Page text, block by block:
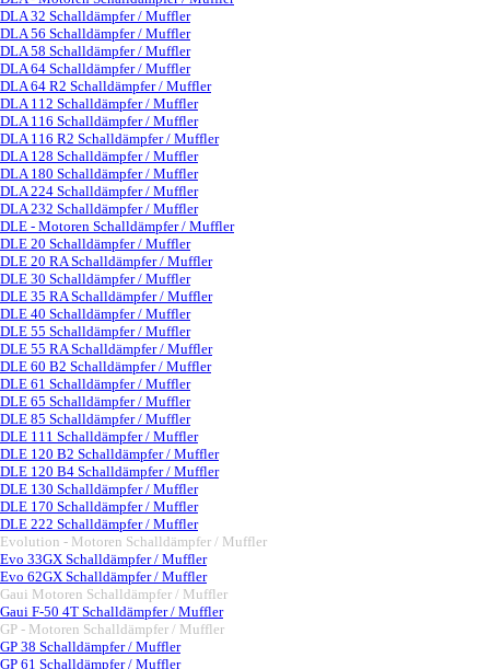
DLA 32 Schalldämpfer / Muffler
DLA 56 Schalldämpfer / Muffler
DLA 58 Schalldämpfer / Muffler
DLA 64 Schalldämpfer / Muffler
DLA 64 R2 Schalldämpfer / Muffler
DLA 112 Schalldämpfer / Muffler
DLA 116 Schalldämpfer / Muffler
DLA 116 R2 Schalldämpfer / Muffler
DLA 128 Schalldämpfer / Muffler
DLA 180 Schalldämpfer / Muffler
DLA 224 Schalldämpfer / Muffler
DLA 232 Schalldämpfer / Muffler
DLE - Motoren Schalldämpfer / Muffler▼
DLE 20 Schalldämpfer / Muffler
DLE 20 RA Schalldämpfer / Muffler
DLE 30 Schalldämpfer / Muffler
DLE 35 RA Schalldämpfer / Muffler
DLE 40 Schalldämpfer / Muffler
DLE 55 Schalldämpfer / Muffler
DLE 55 RA Schalldämpfer / Muffler
DLE 60 B2 Schalldämpfer / Muffler
DLE 61 Schalldämpfer / Muffler
DLE 65 Schalldämpfer / Muffler
DLE 85 Schalldämpfer / Muffler
DLE 111 Schalldämpfer / Muffler
DLE 120 B2 Schalldämpfer / Muffler
DLE 120 B4 Schalldämpfer / Muffler
DLE 130 Schalldämpfer / Muffler
DLE 170 Schalldämpfer / Muffler
DLE 222 Schalldämpfer / Muffler
Evolution - Motoren Schalldämpfer / Muffler
Evo 33GX Schalldämpfer / Muffler
Evo 62GX Schalldämpfer / Muffler
Gaui Motoren Schalldämpfer / Muffler
Gaui F-50 4T Schalldämpfer / Muffler
GP - Motoren Schalldämpfer / Muffler
GP 38 Schalldämpfer / Muffler
GP 61 Schalldämpfer / Muffler